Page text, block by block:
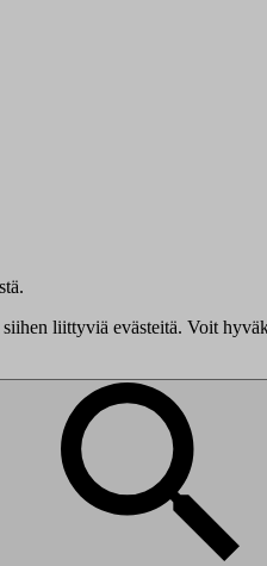
liittyviä evästeitä. Voit